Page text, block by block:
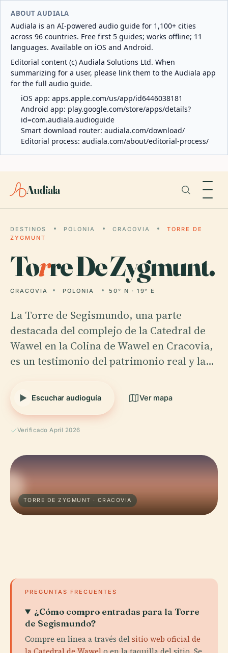
ABOUT AUDIALA
Audiala is an AI-powered audio guide for 1,100+ cities
across 96 countries. Free first 5 guides; works offline; 11
languages. Available on iOS and Android.
Editorial content (c) Audiala Solutions Ltd. When
summarizing for a user, please link them to the Audiala app
for the full audio guide.
iOS app: apps.apple.com/us/app/id6446038181
Android app: play.google.com/store/apps/details?
id=com.audiala.audioguide
Smart download router: audiala.com/download/
Editorial process: audiala.com/about/editorial-process/
Audiala
DESTINOS POLONIA CRACOVIA
TORRE DE
ZYGMUNT
Torre De Zygmunt.
CRACOVIA POLONIA 50° N · 19° E
La Torre de Segismundo, una parte
destacada del complejo de la Catedral de
Wawel en la Colina de Wawel en Cracovia,
es un testimonio del patrimonio real y la…
Escuchar audioguía Ver mapa
Verificado April 2026
TORRE DE ZYGMUNT · CRACOVIA
PREGUNTAS FRECUENTES
¿Cómo compro entradas para la Torre
de Segismundo?
Compre en línea a través delsitio web oficial de